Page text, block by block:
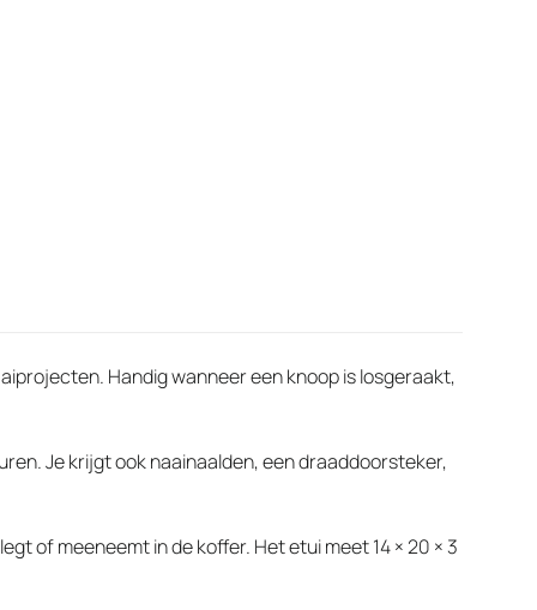
Handig wanneer een knoop is losgeraakt,
Je krijgt ook naainaalden, een draaddoorsteker,
of meeneemt in de koffer. Het etui meet 14 × 20 × 3